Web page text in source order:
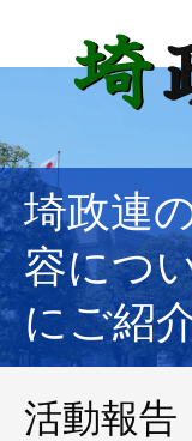
埼政連
容につ
にご紹
活動報告